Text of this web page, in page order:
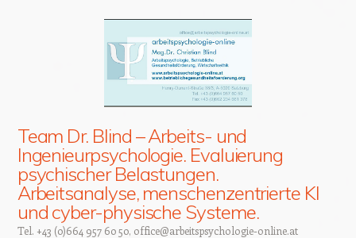
Team Dr. Blind – Arbeits- und
Ingenieurpsychologie. Evaluierung
psychischer Belastungen.
Arbeitsanalyse, menschenzentrierte KI
und cyber-physische Systeme.
Tel. +43 (0)664 957 60 50, office@arbeitspsychologie-online.at